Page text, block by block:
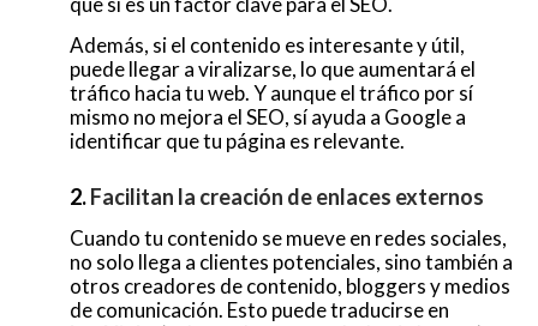
Además, si el contenido es interesante y útil,
puede llegar a viralizarse, lo que aumentará el
tráfico hacia tu web. Y aunque el tráfico por sí
mismo no mejora el SEO, sí ayuda a Google a
identificar que tu página es relevante.
2.Facilitan la creación de enlaces externos
Cuando tu contenido se mueve en redes sociales,
no solo llega a clientes potenciales, sino también a
otros creadores de contenido, bloggers y medios
de comunicación. Esto puede traducirse en